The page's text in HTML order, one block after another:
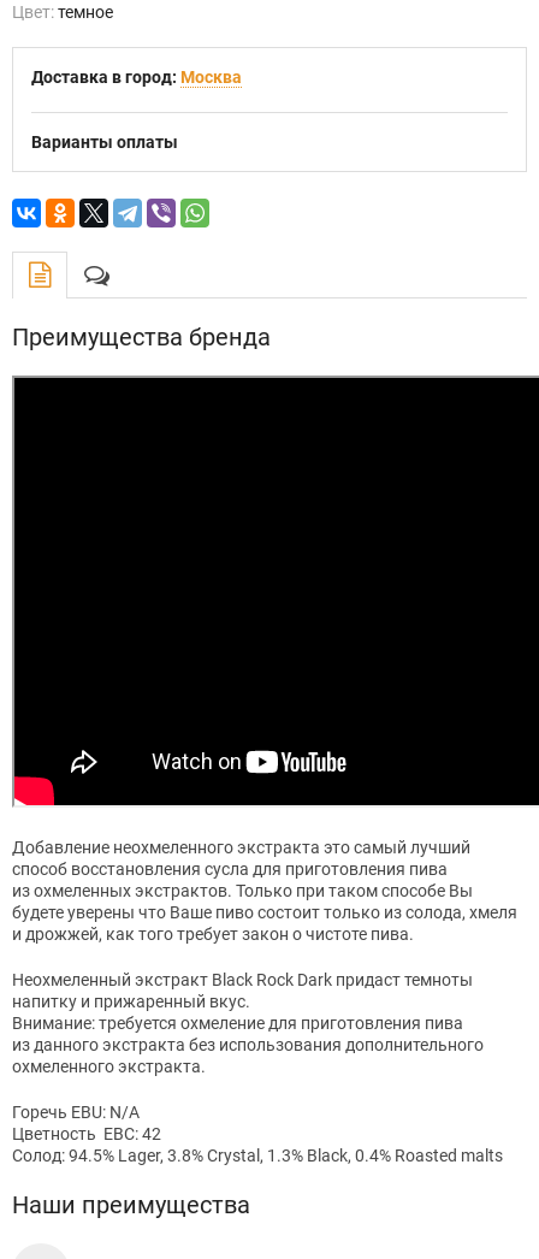
Цвет:темное
Доставка в город: Москва
Варианты оплаты
Преимущества бренда
Добавление неохмеленного экстракта это самый лучший
способ восстановления сусла для приготовления пива
из охмеленных экстрактов. Только при таком способе Вы
будете уверены что Ваше пиво состоит только из солода, хмеля
и дрожжей, как того требует закон о чистоте пива.
Неохмеленный экстракт Black Rock Dark придаст темноты
напитку и прижаренный вкус.
Внимание: требуется охмеление для приготовления пива
из данного экстракта без использования дополнительного
охмеленного экстракта.
Горечь EBU: N/A
Цветность EBC: 42
Солод: 94.5% Lager, 3.8% Crystal, 1.3% Black, 0.4% Roasted malts
Наши преимущества